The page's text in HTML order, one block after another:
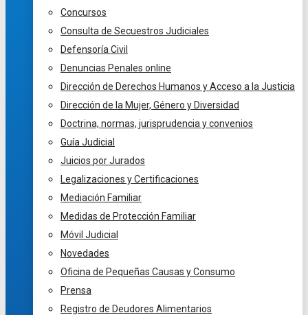
Concursos
Consulta de Secuestros Judiciales
Defensoría Civil
Denuncias Penales online
Dirección de Derechos Humanos y Acceso a la Justicia
Dirección de la Mujer, Género y Diversidad
Doctrina, normas, jurisprudencia y convenios
Guía Judicial
Juicios por Jurados
Legalizaciones y Certificaciones
Mediación Familiar
Medidas de Protección Familiar
Móvil Judicial
Novedades
Oficina de Pequeñas Causas y Consumo
Prensa
Registro de Deudores Alimentarios